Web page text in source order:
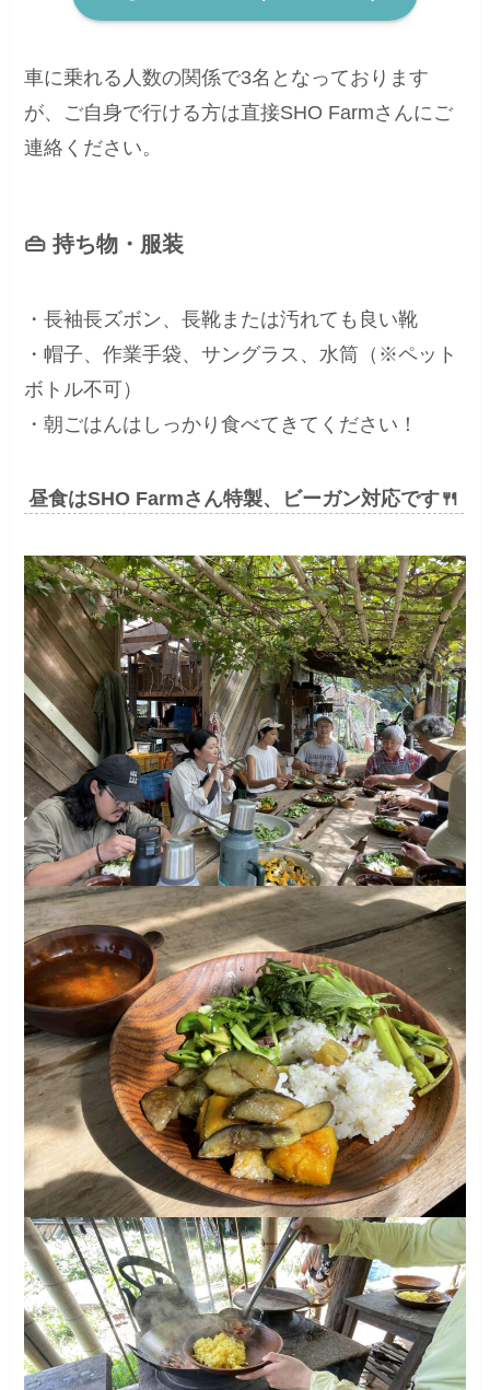
車に乗れる人数の関係で3名となっております
が、ご自身で行ける方は直接SHO Farmさんにご
連絡ください。
👜 持ち物・服装
・長袖長ズボン、長靴または汚れても良い靴
・帽子、作業手袋、サングラス、水筒（※ペット
ボトル不可）
・朝ごはんはしっかり食べてきてください！
昼食はSHO Farmさん特製、ビーガン対応です🍴